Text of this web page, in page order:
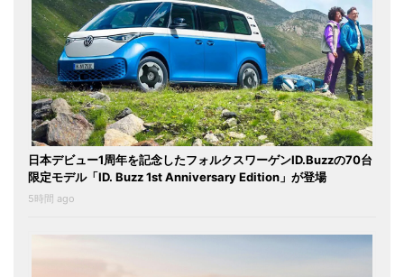
日本デビュー1周年を記念したフォルクスワーゲンID.Buzzの70台
限定モデル「ID. Buzz 1st Anniversary Edition」が登場
5時間 ago